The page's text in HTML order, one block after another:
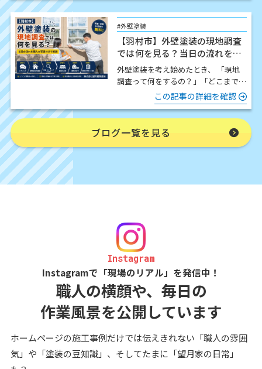
#外壁塗装
【羽村市】外壁塗装の現地調査
では何を見る？当日の流れを職
人が写真付きで解説
外壁塗装を考え始めたとき、 「現地
調査って何をするの？」「どこまで細
かく見てもらえるの？」「時間はどの
くらいかかるの？」 この…
この記事の詳細を確認
ブログ一覧を見る
Instagram
Instagramで「現場のリアル」を発信中！
職人の横顔や、毎日の
作業風景を公開しています
ホームページの施工事例だけでは伝えきれない「職人の雰囲
気」や「塗装の豆知識」、そしてたまに「望月家の日常」